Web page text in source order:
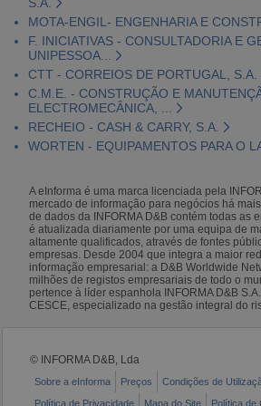
MOTA-ENGIL- ENGENHARIA E
F. INICIATIVAS - CONSULTADORIA E
UNIPESSOA...
CTT - CORREIOS DE PORTUGAL, S.A.
C.M.E. - CONSTRUÇÃO E
ELECTROMECÂNICA, ...
RECHEIO - CASH & CARRY, S.A.
WORTEN - EQUIPAMENTOS PARA O
A eInforma é uma marca licenciada pela
mercado de informação para negócios há
de dados da INFORMA D&B contém todas as
é atualizada diariamente por uma equipa de
altamente qualificados, através de fontes
empresas. Desde 2004 que integra a maior
informação empresarial: a D&B Worldwide
milhões de registos empresariais de todo o
pertence à líder espanhola INFORMA D&B
CESCE, especializado na gestão integral do
© INFORMA D&B, Lda
Sobre a eInforma Preços Condições de
Política de Privacidade
Mapa do Site Política de